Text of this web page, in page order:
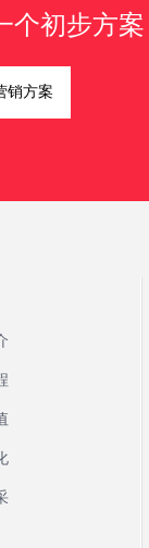
个初步方案
销方案